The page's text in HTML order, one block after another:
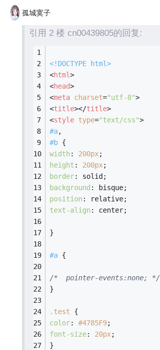
孤城寞子
引用 2 楼 cn00439805的回复:
<!DOCTYPE html>
<html>
<head>
<meta charset="utf-8">
<title></title>
<style type="text/css">
#a,
#b {
width: 200px;
height : 200px;
border: solid;
background : bisque;
position: relative;
text-align: center;
}
#a {
/* 	pointer-events:none; */
}
.test {
color: #4785F9;
font-size: 20px;
}